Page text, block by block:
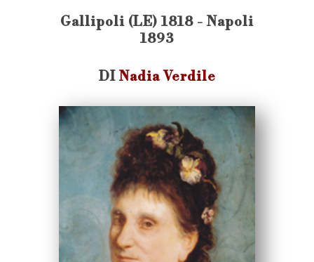
Gallipoli (LE) 1818 - Napoli
1893
DI Nadia Verdile